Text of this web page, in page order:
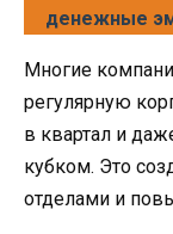
денежные
Многие
регулярную
в квартал и
кубком. Это
отделами и